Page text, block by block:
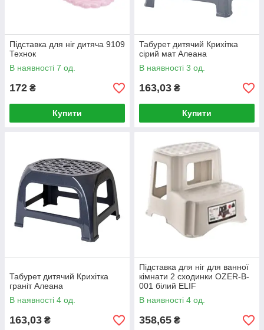
Підставка для ніг дитяча 9109
Технок
В наявності 7 од.
172 ₴
Купити
Табурет дитячий Крихітка
сірий мат Алеана
В наявності 3 од.
163,03 ₴
Купити
Табурет дитячий Крихітка
граніт Алеана
В наявності 4 од.
163,03 ₴
Підставка для ніг для ванної
кімнати 2 сходинки OZER-B-
001 білий ELIF
В наявності 4 од.
358,65 ₴